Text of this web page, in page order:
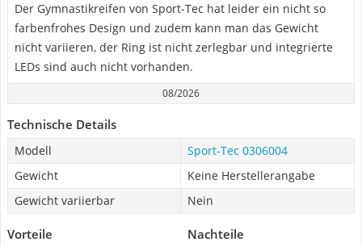
Der Gymnastikreifen von Sport-Tec hat leider ein nicht so
farbenfrohes Design und zudem kann man das Gewicht
nicht variieren, der Ring ist nicht zerlegbar und integrierte
LEDs sind auch nicht vorhanden.
08/2026
Technische Details
Modell
Sport-Tec 0306004
Gewicht
Keine Herstellerangabe
Gewicht variierbar
Nein
Vorteile Nachteile